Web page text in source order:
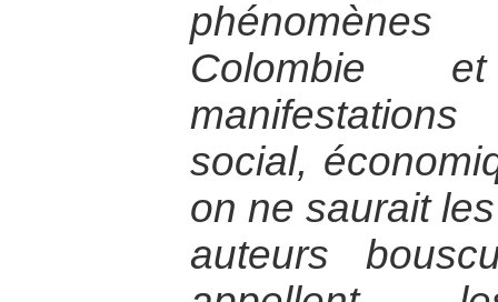
Colombie
social,
on ne saurait
auteurs